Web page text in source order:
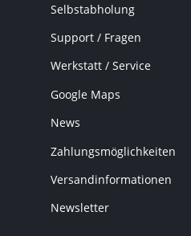
Selbstabholung
Support / Fragen
Werkstatt / Service
Google Maps
News
Zahlungsmöglichkeiten
Versandinformationen
Newsletter